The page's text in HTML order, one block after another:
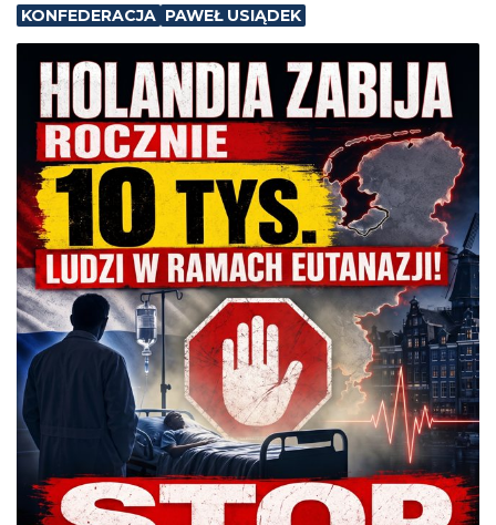
KONFEDERACJA PAWEŁ USIĄDEK